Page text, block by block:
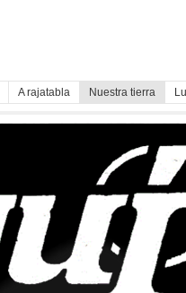
A rajatabla Nuestra tierra